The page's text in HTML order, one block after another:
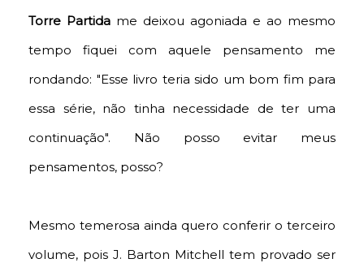
Torre Partida me deixou agoniada e ao mesmo
tempo fiquei com aquele pensamento me
rondando: "Esse livro teria sido um bom fim para
essa série, não tinha necessidade de ter uma
continuação". Não posso evitar meus
pensamentos, posso?
Mesmo temerosa ainda quero conferir o terceiro
volume, pois J. Barton Mitchell tem provado ser